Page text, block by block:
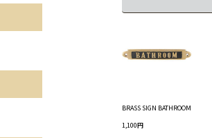
BRASS SIGN BATHROOM
1,100円